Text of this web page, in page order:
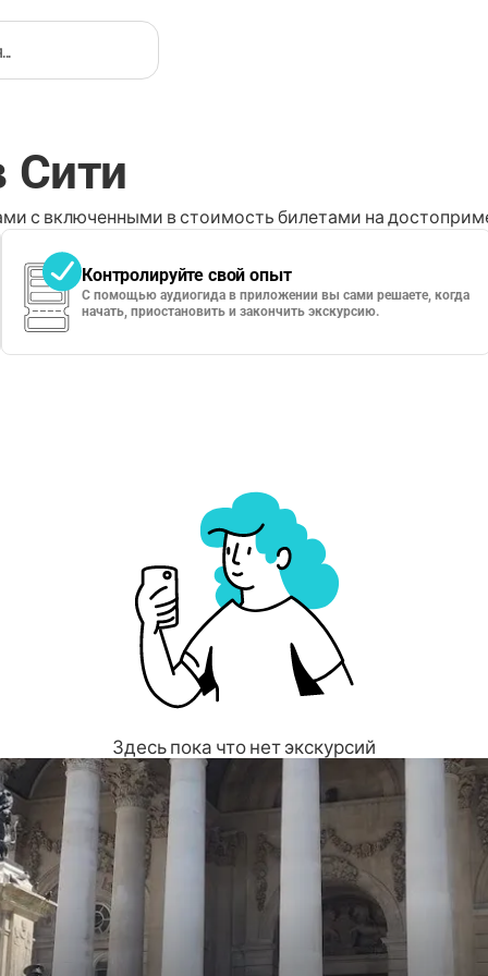
Сити
с включенными в стоимость билетами на
Контролируйте свой опыт
С помощью аудиогида в приложении вы сами решаете, когда
начать, приостановить и закончить экскурсию.
Здесь пока что нет экскурсий